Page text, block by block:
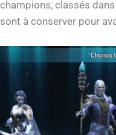
champions, classés
sont à conserver pour